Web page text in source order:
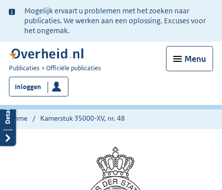
Ter
informatie:
Mogelijk ervaart u problemen met het zoeken naar
publicaties. We werken aan een oplossing. Excuses voor
het ongemak.
Menu
U
bent
nu
hier:
Publicaties Officiële publicaties
Inloggen
Home Kamerstuk 35000-XV, nr. 48